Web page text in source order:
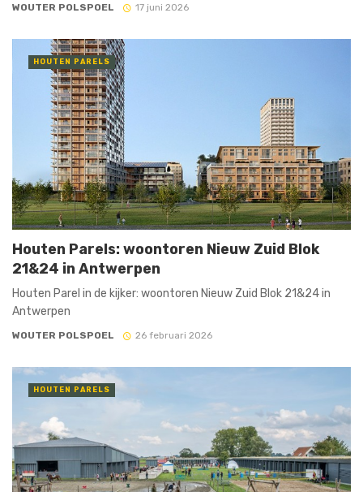
WOUTER POLSPOEL 17 juni 2026
HOUTEN PARELS
Houten Parels: woontoren Nieuw Zuid Blok
21&24 in Antwerpen
Houten Parel in de kijker: woontoren Nieuw Zuid Blok 21&24 in
Antwerpen
WOUTER POLSPOEL 26 februari 2026
HOUTEN PARELS